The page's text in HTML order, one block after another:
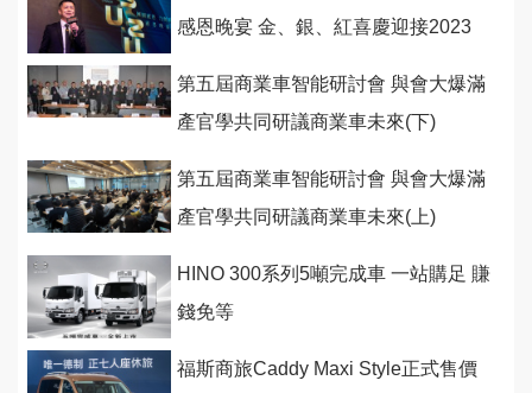
感恩晚宴 金、銀、紅喜慶迎接2023
第五屆商業車智能研討會 與會大爆滿
產官學共同研議商業車未來(下)
第五屆商業車智能研討會 與會大爆滿
產官學共同研議商業車未來(上)
HINO 300系列5噸完成車 一站購足 賺
錢免等
福斯商旅Caddy Maxi Style正式售價